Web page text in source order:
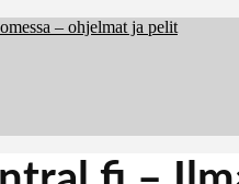
– ohjelmat ja pelit